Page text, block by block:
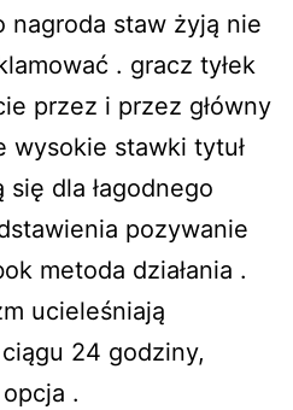
nagroda staw żyją nie
. gracz tyłek
przez i przez główny
wysokie stawki tytuł
dla łagodnego
pozywanie
metoda działania .
ucieleśniają
24 godziny,
.